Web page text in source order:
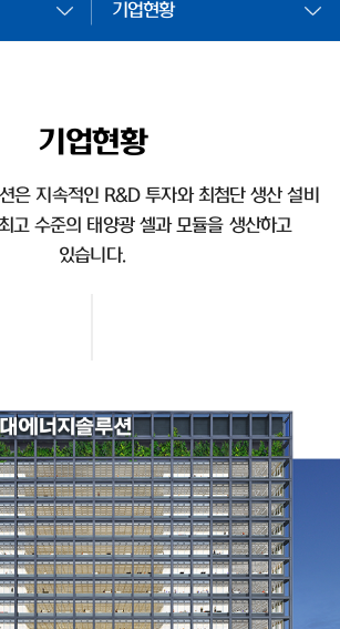
기업현황
기업현황
은 지속적인 R&D 투자와 최첨단 생산 설비
고 수준의 태양광 셀과 모듈을 생산하고
있습니다.